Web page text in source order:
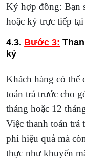
Ký hợp đồng: Bạn
hoặc ký trực tiếp
4.3. Bước 3:
ký
Khách hàng có thể
toán trả trước cho
tháng hoặc 12
Việc thanh toán
phí hiệu quả mà
thực như khuyến